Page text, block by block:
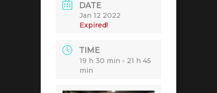
DATE
Jan 12 2022
Expired!
TIME
19 h 30 min - 21 h 45
min